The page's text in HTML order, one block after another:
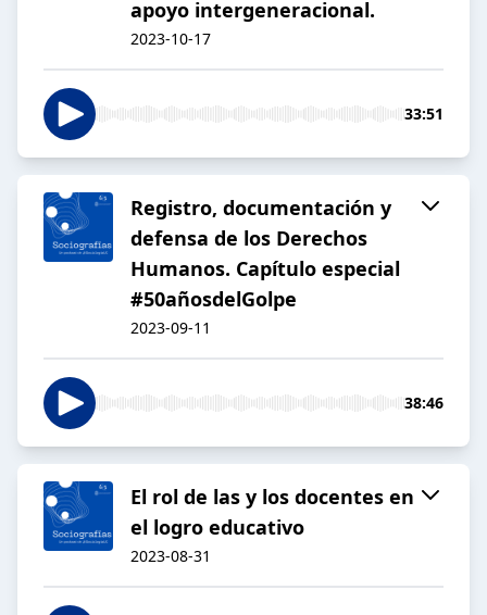
apoyo intergeneracional.
2023-10-17
33:51
Registro, documentación y
defensa de los Derechos
Humanos. Capítulo especial
#50añosdelGolpe
2023-09-11
38:46
El rol de las y los docentes en
el logro educativo
2023-08-31